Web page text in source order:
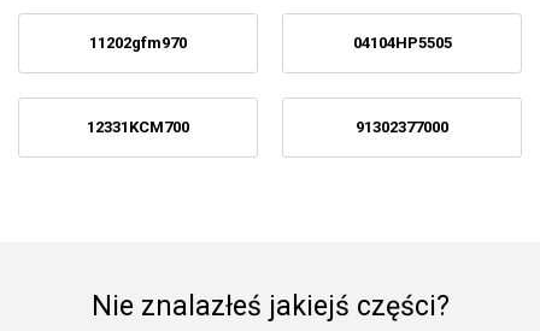
11202gfm970 04104HP5505
12331KCM700 91302377000
Nie znalazłeś jakiejś części?